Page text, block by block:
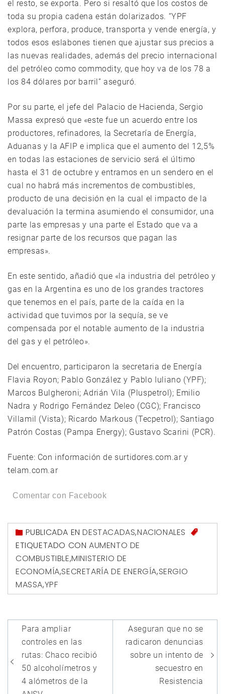
el resto, se exporta. Pero si resaltó que los costos de
toda su propia cadena están dolarizados. “YPF
explora, perfora, produce, transporta y vende energía, y
todos esos eslabones tienen que ajustar sus precios a
las nuevas realidades, además del precio internacional
del petróleo como commodity, que hoy va de los 78 a
los 84 dólares por barril” aseguró.
Por su parte, el jefe del Palacio de Hacienda, Sergio
Massa expresó que «este fue un acuerdo entre los
productores, refinadores, la Secretaría de Energía,
Aduanas y la AFIP e implica que el aumento del 12,5%
en todas las estaciones de servicio será el último
hasta el 31 de octubre y entramos en un sendero en el
cual no habrá más incrementos de combustibles,
producto de una decisión en la cual el impacto de la
devaluación la termina asumiendo el consumidor, una
parte las empresas y una parte el Estado que va a
resignar parte de los recursos que pagan las
empresas».
En este sentido, añadió que «la industria del petróleo y
gas en la Argentina es uno de los grandes tractores
que tenemos en el país, parte de la caída en la
actividad que tuvimos por la sequía, se ve
compensada por el notable aumento de la industria
del gas y el petróleo».
Del encuentro, participaron la secretaria de Energía
Flavia Royon; Pablo González y Pablo Iuliano (YPF);
Marcos Bulgheroni; Adrián Vila (Pluspetrol); Emilio
Nadra y Rodrigo Fernández Deleo (CGC); Francisco
Villamil (Vista); Ricardo Markous (Tecpetrol); Santiago
Patrón Costas (Pampa Energy); Gustavo Scarini (PCR).
Fuente: Con información de surtidores.com.ar y
telam.com.ar
Comentar con Facebook
PUBLICADA ENDESTACADAS,NACIONALES
ETIQUETADO CON AUMENTO DE
COMBUSTIBLE,MINISTERIO DE
ECONOMÍA,SECRETARÍA DE ENERGÍA,SERGIO
MASSA,YPF
Navegación
de
entradas
Para ampliar
controles en las
rutas: Chaco recibió
50 alcoholímetros y
4 alómetros de la
Aseguran que no se
radicaron denuncias
sobre un intento de
secuestro en
Resistencia